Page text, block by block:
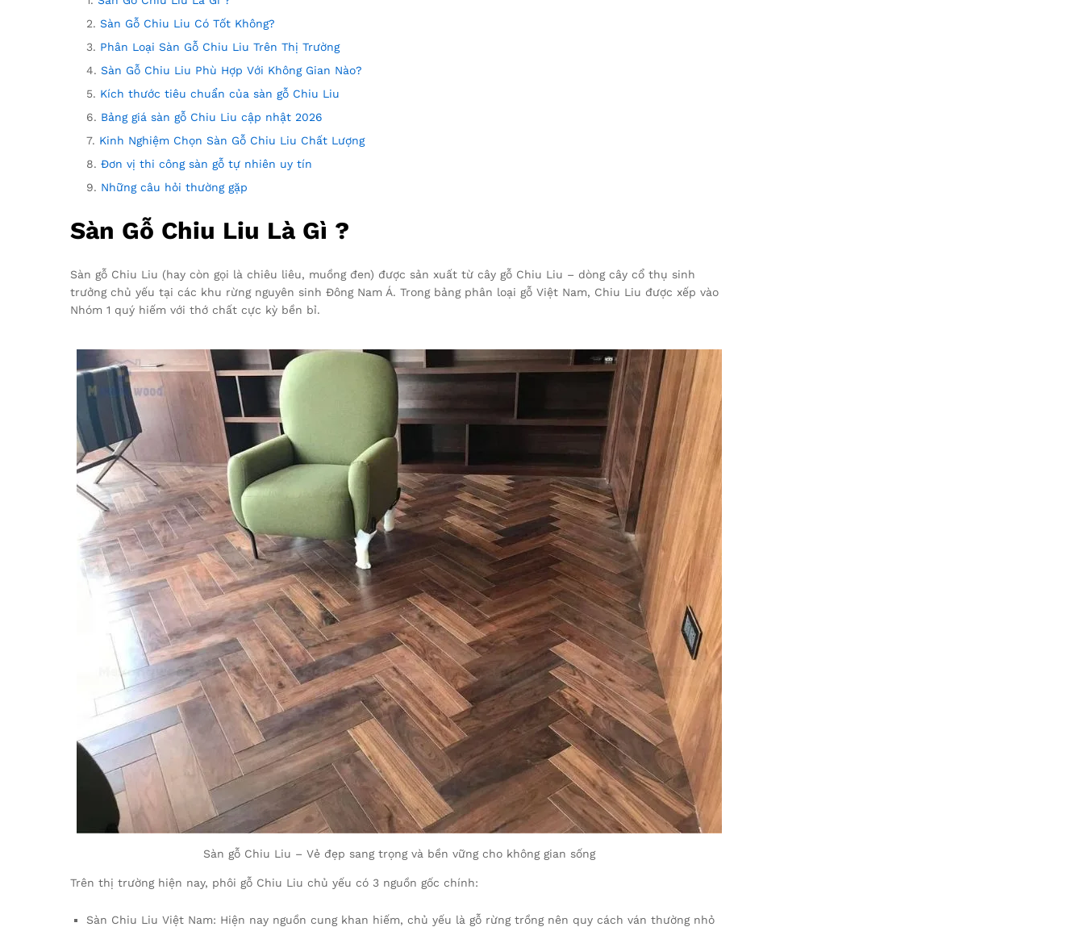
Sàn Gỗ Chiu Liu Có Tốt Không?
Phân Loại Sàn Gỗ Chiu Liu Trên Thị Trường
Sàn Gỗ Chiu Liu Phù Hợp Với Không Gian Nào?
Kích thước tiêu chuẩn của sàn gỗ Chiu Liu
Bảng giá sàn gỗ Chiu Liu cập nhật 2026
Kinh Nghiệm Chọn Sàn Gỗ Chiu Liu Chất Lượng
Đơn vị thi công sàn gỗ tự nhiên uy tín
Những câu hỏi thường gặp
Sàn Gỗ Chiu Liu Là Gì ?
Sàn gỗ Chiu Liu (hay còn gọi là chiêu liêu, muồng đen) được sản xuất từ cây gỗ Chiu Liu – dòng cây cổ thụ sinh
trưởng chủ yếu tại các khu rừng nguyên sinh Đông Nam Á. Trong bảng phân loại gỗ Việt Nam, Chiu Liu được xếp vào
Nhóm 1 quý hiếm với thớ chất cực kỳ bền bỉ.
Sàn gỗ Chiu Liu – Vẻ đẹp sang trọng và bền vững cho không gian sống
Trên thị trường hiện nay, phôi gỗ Chiu Liu chủ yếu có 3 nguồn gốc chính:
Sàn Chiu Liu Việt Nam: Hiện nay nguồn cung khan hiếm, chủ yếu là gỗ rừng trồng nên quy cách ván thường nhỏ